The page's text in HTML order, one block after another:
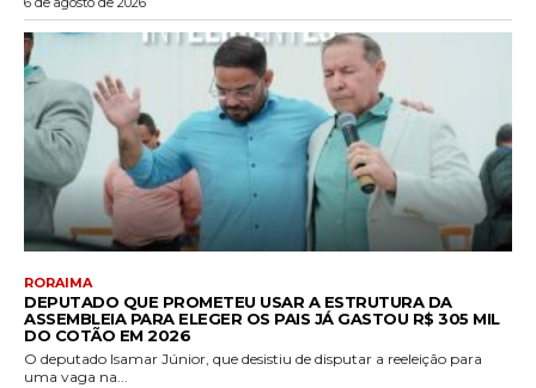
RORAIMA
DEPUTADO QUE PROMETEU USAR A ESTRUTURA DA
ASSEMBLEIA PARA ELEGER OS PAIS JÁ GASTOU R$ 305 MIL
DO COTÃO EM 2026
O deputado Isamar Júnior, que desistiu de disputar a reeleição para
uma vaga na...